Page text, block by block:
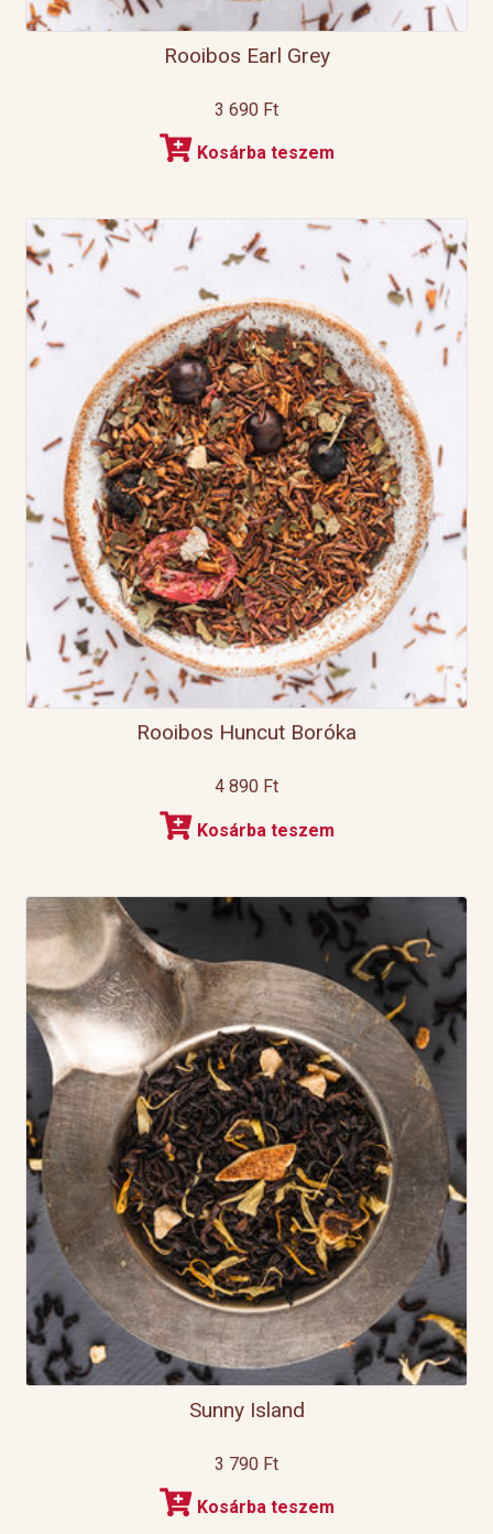
Rooibos Earl Grey
3 690 Ft
Kosárba teszem
Rooibos Huncut Boróka
4 890 Ft
Kosárba teszem
Sunny Island
3 790 Ft
Kosárba teszem